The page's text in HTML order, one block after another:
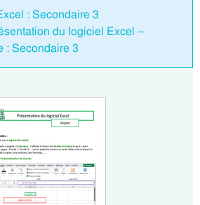
: Secondaire 3
du logiciel Excel –
: Secondaire 3